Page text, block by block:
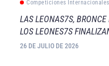
Competiciones Internacionales
LAS LEONAS7S,
LOS LEONES7S
26 DE JULIO DE 2026